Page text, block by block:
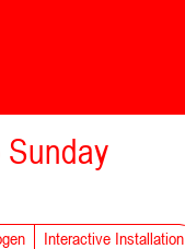
Sunday
Interactive Installation